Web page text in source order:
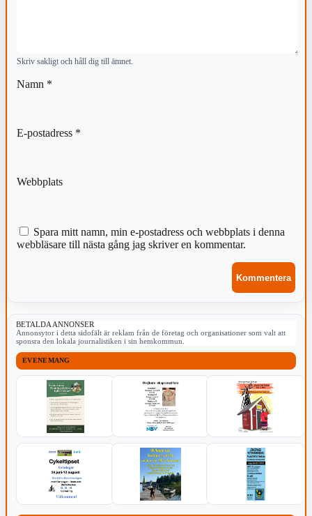
Skriv sakligt och håll dig till ämnet.
Namn *
E-postadress *
Webbplats
Spara mitt namn, min e-postadress och webbplats i denna
webbläsare till nästa gång jag skriver en kommentar.
BETALDA ANNONSER
Annonsytor i detta sidofält är reklam från de företag och organisationer som valt att
sponsra den lokala journalistiken i sin hemkommun.
EVENEMANG